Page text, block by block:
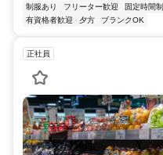
制服あり フリーター歓迎 固定時間制
有資格者歓迎
夕方 ブランクOK
正社員